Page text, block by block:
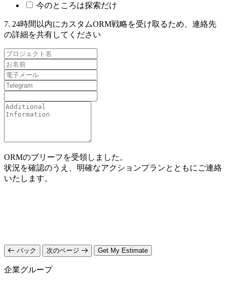
今のところは探索だけ
7. 24時間以内にカスタムORM戦略を受け取るため、連絡先
の詳細を共有してください
ORMのブリーフを受領しました。
状況を確認のうえ、明確なアクションプランとともにご連絡
いたします。
バック 次のページ Get My Estimate
企業グループ